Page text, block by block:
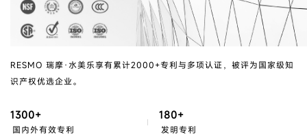
RESMO 瑞摩·水美乐享有累计2000+专利与多项认证，被评为国家级知
识产权优选企业。
1300+
国内外有效专利
180+
发明专利